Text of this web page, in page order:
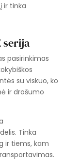
ir tinka
serija
pasirinkimas
su viskuo, ko
ir drošumo
Tinka
ir tiems, kam